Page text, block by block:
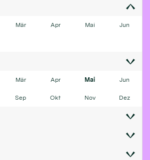
Mär Apr Mai Jun
Mär Apr Mai Jun
Sep Okt Nov Dez